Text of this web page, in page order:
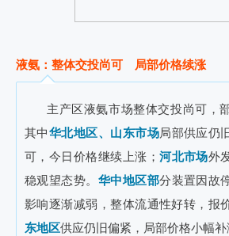
液氨：整体交投尚可 局部价格续涨
主产区液氨市场整体交投尚可，
其中华北地区、山东市场局部供应仍
可，今日价格继续上涨； 河北市场外
稳观望态势。 华中地区部分装置因故
影响逐渐减弱，整体流通性好转，报
东地区供应仍旧偏紧，局部价格小幅补